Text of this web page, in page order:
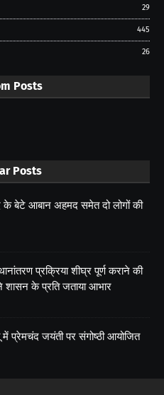
29
445
26
Posts
Posts
के बेटे आबान अहमद समेत दो लोगों की
प्रक्रिया शीघ्र पूर्ण कराने की
ने शासन के प्रति जताया आभार
में प्रेमचंद जयंती पर संगोष्ठी आयोजित